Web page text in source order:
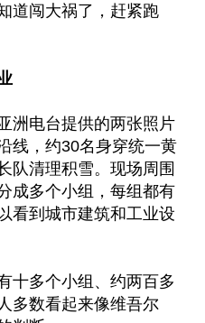
道闯大祸了，赶紧跑
洲电台提供的两张照片
线，约30名身穿统一黄
队清理积雪。现场周围
成多个小组，每组都有
看到城市建筑和工业设
十多个小组、约两百多
多数看起来像维吾尔